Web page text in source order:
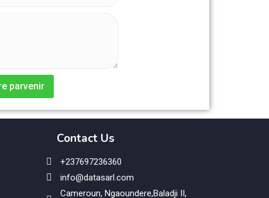
parvenir
Contact Us
+237697236360
info@datasarl.com
Cameroun, Ngaoundere,Baladji II,